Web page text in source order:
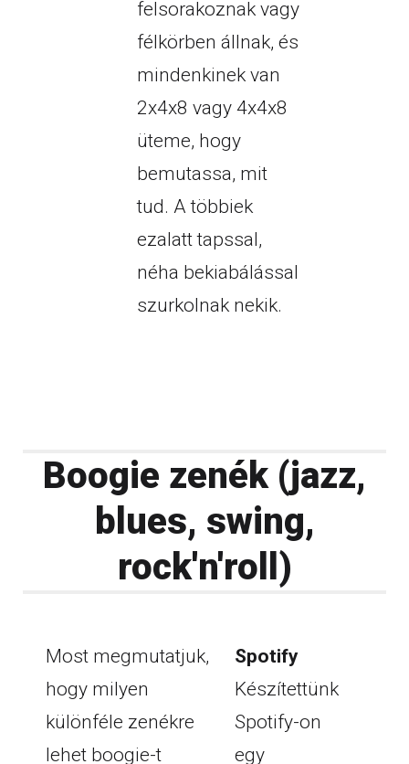
felsorakoznak vagy
félkörben állnak, és
mindenkinek van
2x4x8 vagy 4x4x8
üteme, hogy
bemutassa, mit
tud. A többiek
ezalatt tapssal,
néha bekiabálással
szurkolnak nekik.
Boogie zenék (jazz,
blues, swing,
rock'n'roll)
Most megmutatjuk,
hogy milyen
különféle zenékre
lehet boogie-t
Spotify
Készítettünk
Spotify-on
egy